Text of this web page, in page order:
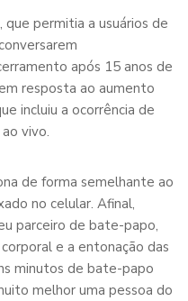
permitia a usuários de
após 15 anos de
resposta ao aumento
incluiu a ocorrência de
vivo.
de forma semelhante ao
no celular. Afinal,
parceiro de bate-papo,
e a entonação das
minutos de bate-papo
melhor uma pessoa do